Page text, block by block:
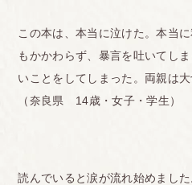
この本は、本当に泣けた。本当
もかかわらず、暴言を吐いてし
いことをしてしまった。両親は大
（奈良県 14歳・女子・学生）
読んでいると涙が流れ始めまし